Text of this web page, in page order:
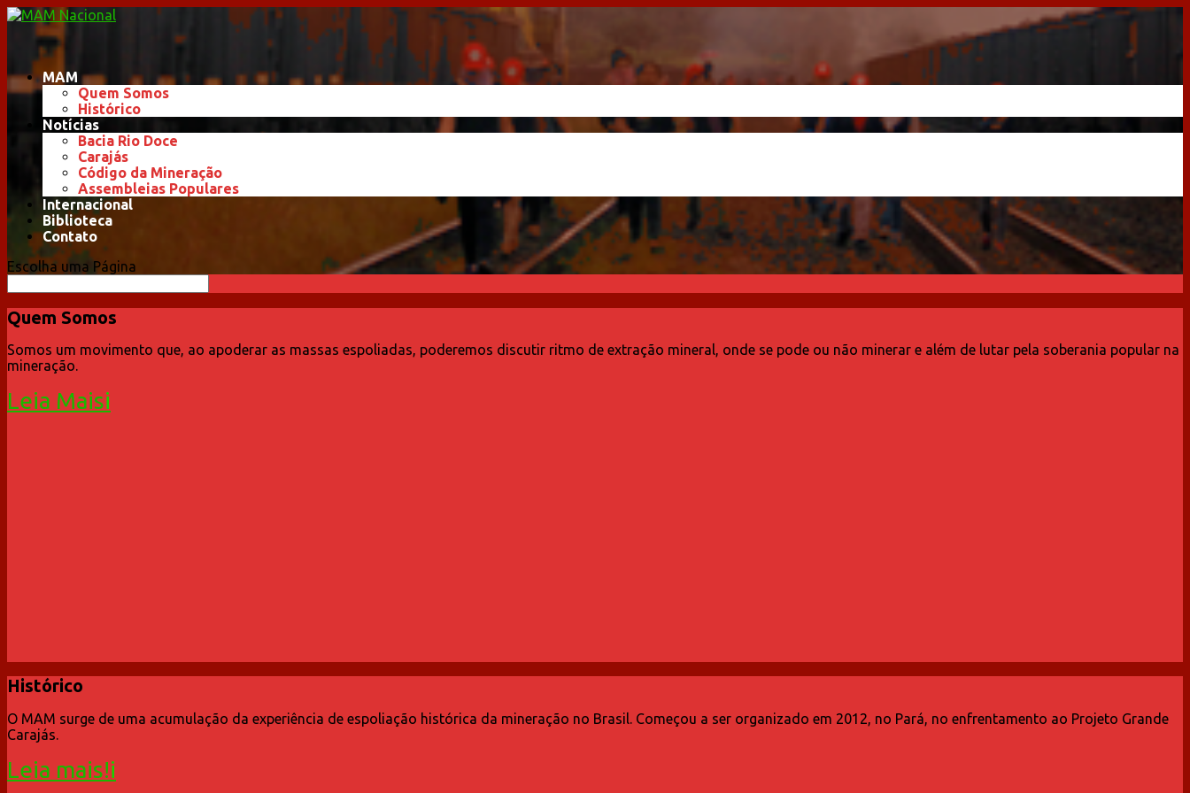
MAM
Quem Somos
Histórico
Notícias
Bacia Rio Doce
Carajás
Código da Mineração
Assembleias Populares
Internacional
Biblioteca
Contato
Escolha uma Página
Quem Somos
Somos um movimento que, ao apoderar as massas espoliadas, poderemos discutir ritmo de extração mineral, onde se pode ou não minerar e além de lutar pela soberania popular na
mineração.
Leia Mais
Histórico
O MAM surge de uma acumulação da experiência de espoliação histórica da mineração no Brasil. Começou a ser organizado em 2012, no Pará, no enfrentamento ao Projeto Grande
Carajás.
Leia mais!